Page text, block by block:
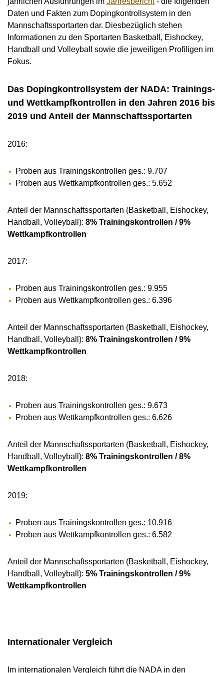
MEDIATHEK
NEWSLETTER
STELLENANGEBOTE
ÜBERSICHT DIGITALES ANGEBOT DER NADA
Daten und Fakten zum Dopingkontrollsystem in den
Mannschaftssportarten dar. Diesbezüglich stehen
Informationen zu den Sportarten Basketball, Eishockey,
Handball und Volleyball sowie die jeweiligen Profiligen im
Fokus.
Das Dopingkontrollsystem der NADA: Trainings-
und Wettkampfkontrollen in den Jahren 2016 bis
2019 und Anteil der Mannschaftssportarten
2016:
Proben aus Trainingskontrollen ges.: 9.707
Proben aus Wettkampfkontrollen ges.: 5.652
Anteil der Mannschaftssportarten (Basketball, Eishockey,
Handball, Volleyball): 8% Trainingskontrollen / 9%
Wettkampfkontrollen
2017:
Proben aus Trainingskontrollen ges.: 9.955
Proben aus Wettkampfkontrollen ges.: 6.396
Anteil der Mannschaftssportarten (Basketball, Eishockey,
Handball, Volleyball): 8% Trainingskontrollen / 9%
Wettkampfkontrollen
2018:
Proben aus Trainingskontrollen ges.: 9.673
Proben aus Wettkampfkontrollen ges.: 6.626
Anteil der Mannschaftssportarten (Basketball, Eishockey,
Handball, Volleyball): 8% Trainingskontrollen / 8%
Wettkampfkontrollen
2019:
Proben aus Trainingskontrollen ges.: 10.916
Proben aus Wettkampfkontrollen ges.: 6.582
Anteil der Mannschaftssportarten (Basketball, Eishockey,
Handball, Volleyball): 5% Trainingskontrollen / 9%
Wettkampfkontrollen
Internationaler Vergleich
Im internationalen Vergleich führt die NADA in den